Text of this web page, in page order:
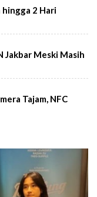
hingga 2 Hari
Jakbar Meski Masih
Tajam, NFC